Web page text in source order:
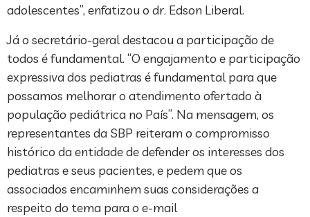
adolescentes”, enfatizou o dr. Edson Liberal.
Já o secretário-geral destacou a participação de
todos é fundamental. “O engajamento e participação
expressiva dos pediatras é fundamental para que
possamos melhorar o atendimento ofertado à
população pediátrica no País”. Na mensagem, os
representantes da SBP reiteram o compromisso
histórico da entidade de defender os interesses dos
pediatras e seus pacientes, e pedem que os
associados encaminhem suas considerações a
respeito do tema para o e-mail